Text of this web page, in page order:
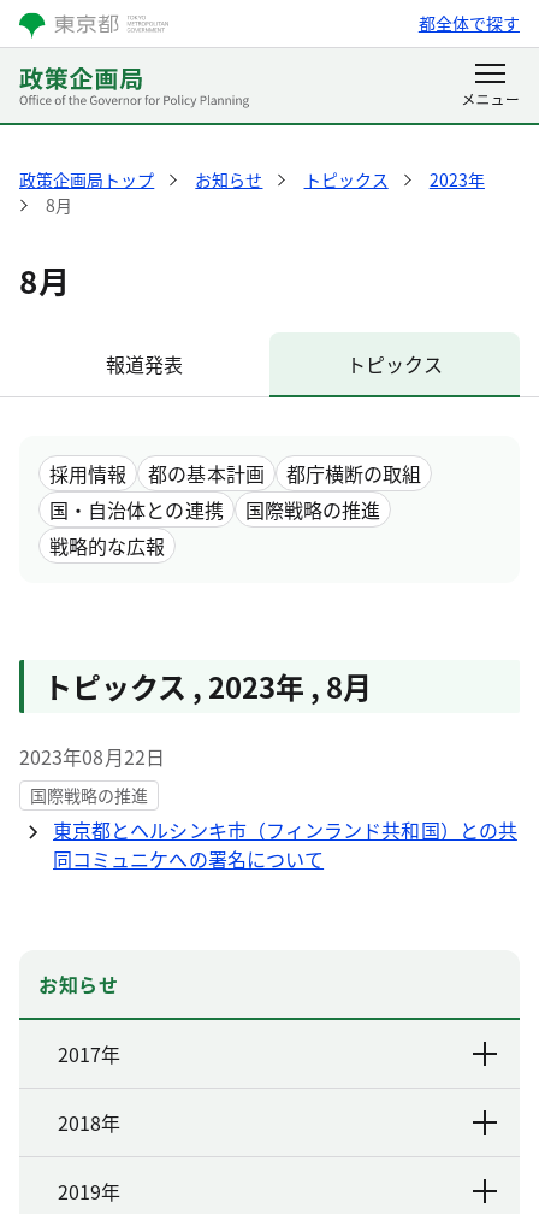
都全体で探す
政策企画局トップ お知らせ トピックス
2023年
8月
8月
報道発表 トピックス
採用情報 都の基本計画
都庁横断の取組
国・自治体との連携
国際戦略の推進
戦略的な広報
トピックス , 2023年 , 8月
2023年08月22日
国際戦略の推進
東京都とヘルシンキ市（フィンランド共和国）との共
同コミュニケへの署名について
お知らせ
2017年
2018年
2019年